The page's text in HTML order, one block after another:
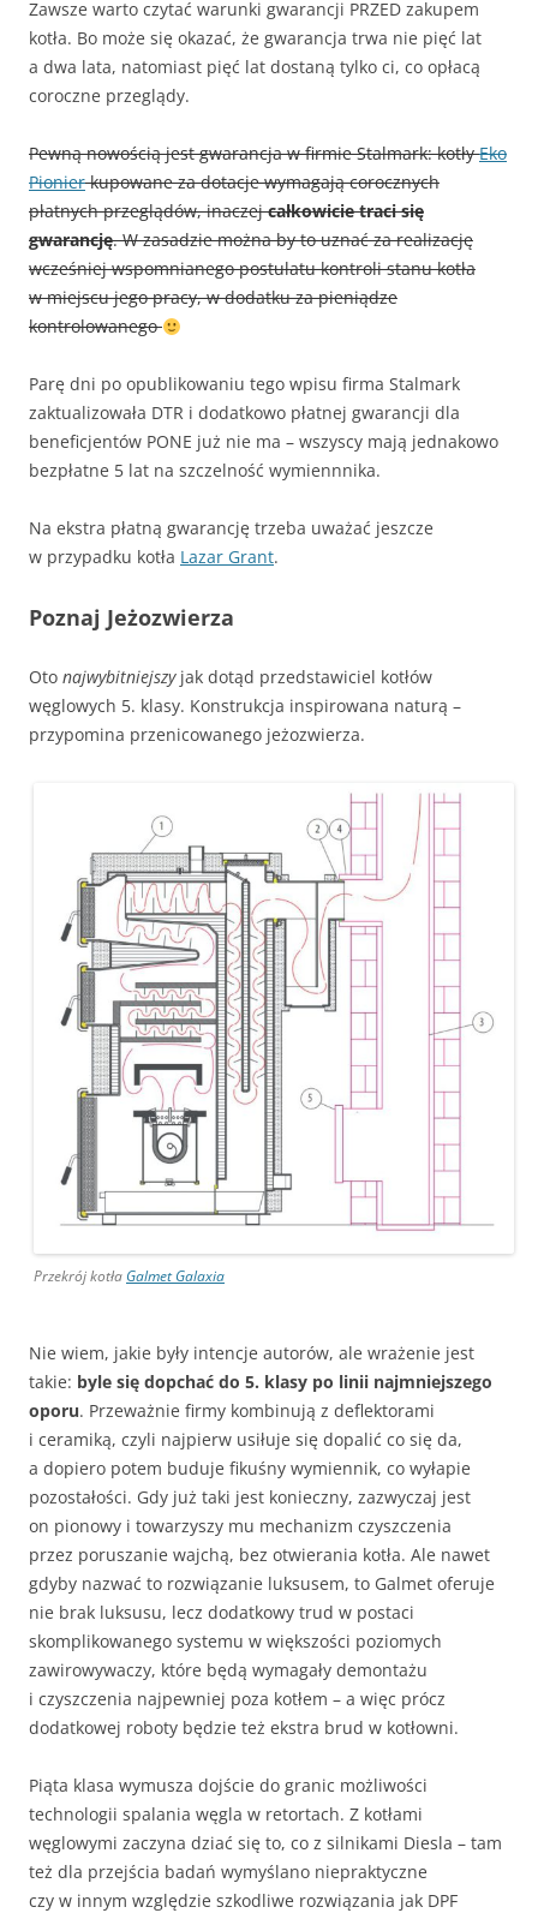
Zawsze warto czytać warunki gwarancji PRZED zakupem
kotła. Bo może się okazać, że gwarancja trwa nie pięć lat
a dwa lata, natomiast pięć lat dostaną tylko ci, co opłacą
coroczne przeglądy.
Pewną nowością jest gwarancja w firmie Stalmark: kotłyEko
Pionierkupowane za dotacje wymagają corocznych
płatnych przeglądów, inaczejcałkowicie traci się
gwarancję. W zasadzie można by to uznać za realizację
wcześniej wspomnianego postulatu kontroli stanu kotła
w miejscu jego pracy, w dodatku za pieniądze
kontrolowanego
Parę dni po opublikowaniu tego wpisu firma Stalmark
zaktualizowała DTR i dodatkowo płatnej gwarancji dla
beneficjentów PONE już nie ma – wszyscy mają jednakowo
bezpłatne 5 lat na szczelność wymiennnika.
Na ekstra płatną gwarancję trzeba uważać jeszcze
w przypadku kotła Lazar Grant.
Poznaj Jeżozwierza
Oto najwybitniejszyjak dotąd przedstawiciel kotłów
węglowych 5. klasy. Konstrukcja inspirowana naturą –
przypomina przenicowanego jeżozwierza.
Przekrój kotła Galmet Galaxia
Nie wiem, jakie były intencje autorów, ale wrażenie jest
takie: byle się dopchać do 5. klasy po linii najmniejszego
oporu. Przeważnie firmy kombinują z deflektorami
i ceramiką, czyli najpierw usiłuje się dopalić co się da,
a dopiero potem buduje fikuśny wymiennik, co wyłapie
pozostałości. Gdy już taki jest konieczny, zazwyczaj jest
on pionowy i towarzyszy mu mechanizm czyszczenia
przez poruszanie wajchą, bez otwierania kotła. Ale nawet
gdyby nazwać to rozwiązanie luksusem, to Galmet oferuje
nie brak luksusu, lecz dodatkowy trud w postaci
skomplikowanego systemu w większości poziomych
zawirowywaczy, które będą wymagały demontażu
i czyszczenia najpewniej poza kotłem – a więc prócz
dodatkowej roboty będzie też ekstra brud w kotłowni.
Piąta klasa wymusza dojście do granic możliwości
technologii spalania węgla w retortach. Z kotłami
węglowymi zaczyna dziać się to, co z silnikami Diesla – tam
też dla przejścia badań wymyślano niepraktyczne
czy w innym względzie szkodliwe rozwiązania jak DPF